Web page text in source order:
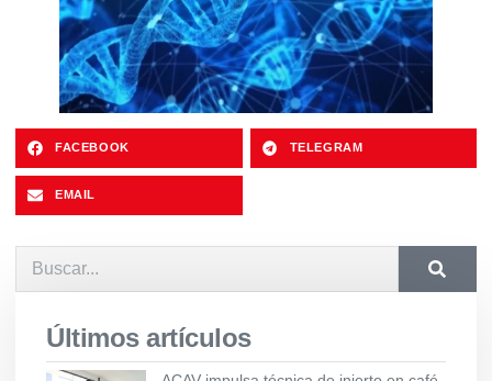
FACEBOOK TELEGRAM
EMAIL
Últimos artículos